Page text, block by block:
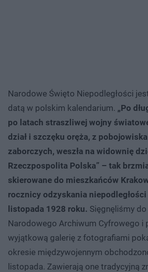
Narodowe Święto Niepodległości
datą w polskim kalendarium. „Po
po latach straszliwej wojny
dział i szczęku oręża, z
zaborczych, weszła na widownię
Rzeczpospolita Polska” – tak
skierowane do mieszkańców
rocznicy odzyskania niepodległości
listopada 1928 roku. Sięgnęliśmy
Narodowego Archiwum Cyfrowego i
wyjątkową galerię z fotografiami
okresie międzywojennym
listopada. Zawierają one tradycyjną